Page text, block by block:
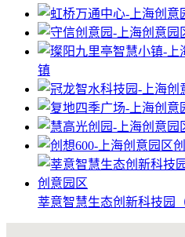
镇
莘意智慧生态创新科技园